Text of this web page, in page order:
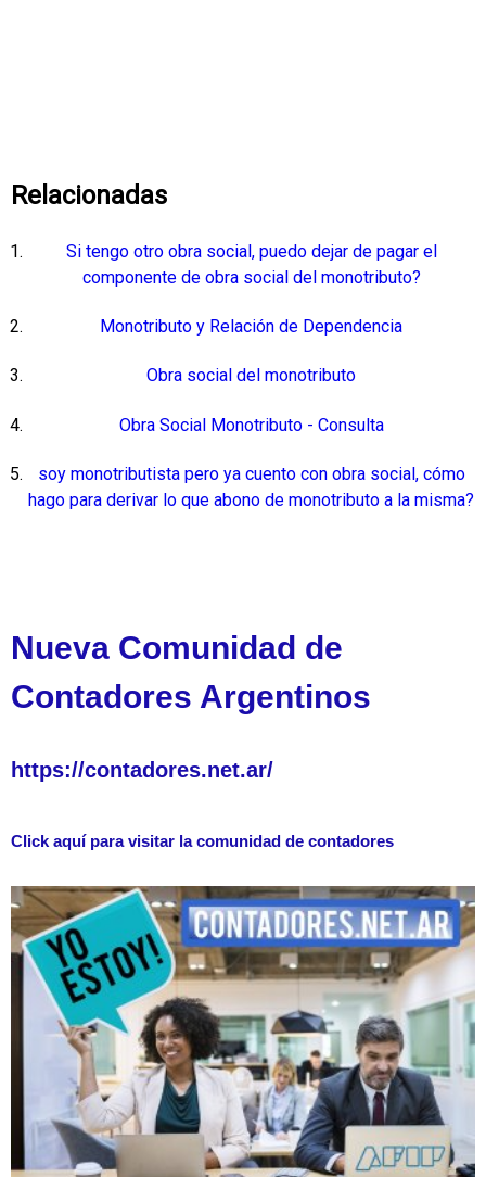
Relacionadas
Si tengo otro obra social, puedo dejar de pagar el
componente de obra social del monotributo?
Monotributo y Relación de Dependencia
Obra social del monotributo
Obra Social Monotributo - Consulta
soy monotributista pero ya cuento con obra social, cómo
hago para derivar lo que abono de monotributo a la misma?
Nueva Comunidad de
Contadores Argentinos
https://contadores.net.ar/
Click aquí para visitar la comunidad de contadores